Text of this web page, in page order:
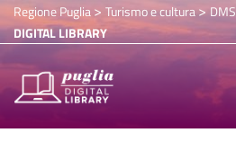
Regione Puglia> Turismo e cultura>DMS
DIGITAL LIBRARY